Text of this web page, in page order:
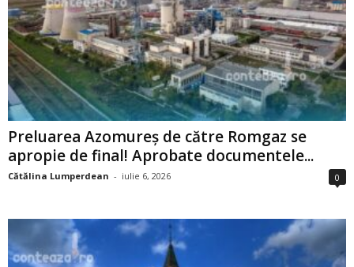
Preluarea Azomureș de către Romgaz se
apropie de final! Aprobate documentele...
Cătălina Lumperdean - iulie 6, 2026 0